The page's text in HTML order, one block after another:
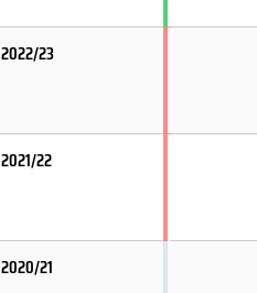
2022/23
2021/22
2020/21